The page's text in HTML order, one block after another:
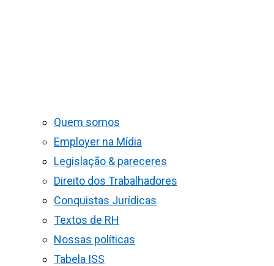
Quem somos
Employer na Mídia
Legislação & pareceres
Direito dos Trabalhadores
Conquistas Jurídicas
Textos de RH
Nossas políticas
Tabela ISS